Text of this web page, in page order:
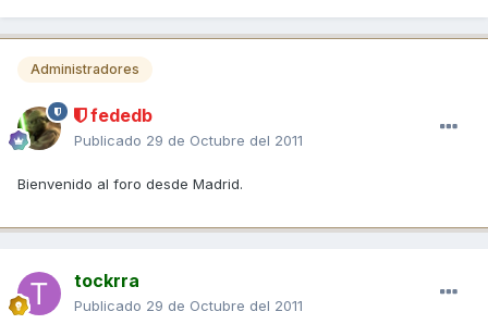
Administradores
fededb
Publicado 29 de Octubre del 2011
Bienvenido al foro desde Madrid.
tockrra
Publicado 29 de Octubre del 2011